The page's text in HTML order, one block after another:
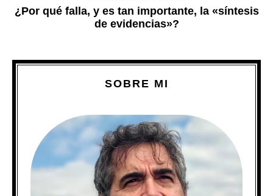
¿Por qué falla, y es tan importante, la «síntesis
de evidencias»?
SOBRE MI